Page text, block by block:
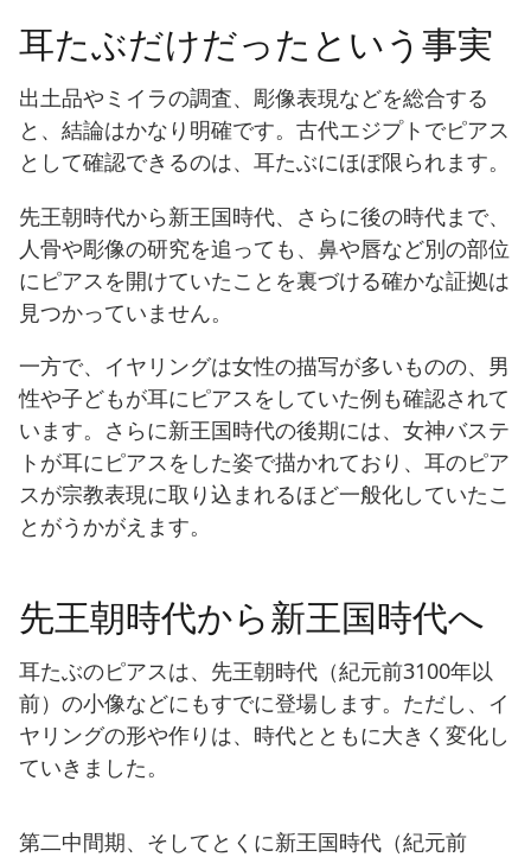
耳たぶだけだったという事実
出土品やミイラの調査、彫像表現などを総合する
と、結論はかなり明確です。古代エジプトでピアス
として確認できるのは、耳たぶにほぼ限られます。
先王朝時代から新王国時代、さらに後の時代まで、
人骨や彫像の研究を追っても、鼻や唇など別の部位
にピアスを開けていたことを裏づける確かな証拠は
見つかっていません。
一方で、イヤリングは女性の描写が多いものの、男
性や子どもが耳にピアスをしていた例も確認されて
います。さらに新王国時代の後期には、女神バステ
トが耳にピアスをした姿で描かれており、耳のピア
スが宗教表現に取り込まれるほど一般化していたこ
とがうかがえます。
先王朝時代から新王国時代へ
耳たぶのピアスは、先王朝時代（紀元前3100年以
前）の小像などにもすでに登場します。ただし、イ
ヤリングの形や作りは、時代とともに大きく変化し
ていきました。
第二中間期、そしてとくに新王国時代（紀元前